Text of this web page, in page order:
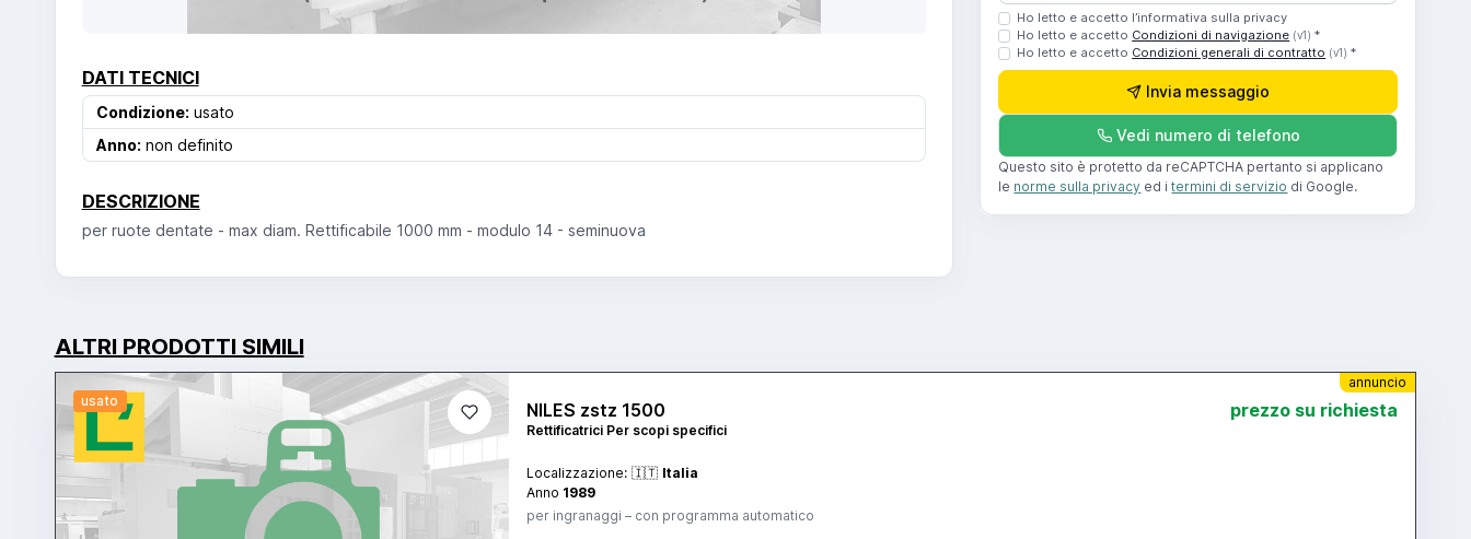
DATI TECNICI
Condizione: usato
Anno: non definito
DESCRIZIONE
per ruote dentate - max diam. Rettificabile 1000 mm - modulo 14 - seminuova
Ho letto e accetto l’informativa sulla privacy
Ho letto e accetto Condizioni di navigazione (v1) *
Ho letto e accetto Condizioni generali di contratto (v1) *
Invia messaggio
Vedi numero di telefono
Questo sito è protetto da reCAPTCHA pertanto si applicano
le norme sulla privacy ed itermini di servizio di Google.
ALTRI PRODOTTI SIMILI
usato
annuncio
NILES zstz 1500
Rettificatrici Per scopi specifici
prezzo su richiesta
Localizzazione: 🇮🇹 Italia
Anno 1989
per ingranaggi – con programma automatico